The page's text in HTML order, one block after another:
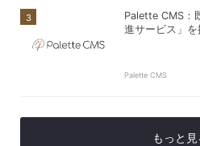
Palette CMS：
進サービス」
Palette CMS
もっと見